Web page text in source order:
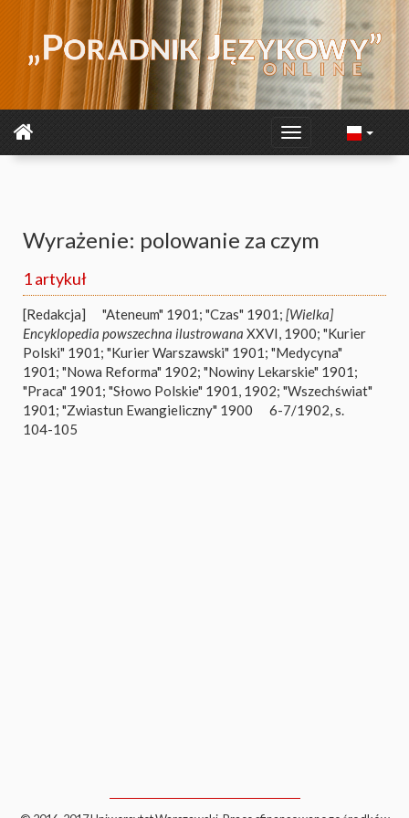
Wyrażenie: polowanie za czym
1 artykuł
[Redakcja] "Ateneum" 1901; "Czas" 1901; [Wielka]
Encyklopedia powszechna ilustrowana XXVI, 1900; "Kurier
Polski" 1901; "Kurier Warszawski" 1901; "Medycyna"
1901; "Nowa Reforma" 1902; "Nowiny Lekarskie" 1901;
"Praca" 1901; "Słowo Polskie" 1901, 1902; "Wszechświat"
1901; "Zwiastun Ewangieliczny" 1900
6-7/1902, s.
104-105